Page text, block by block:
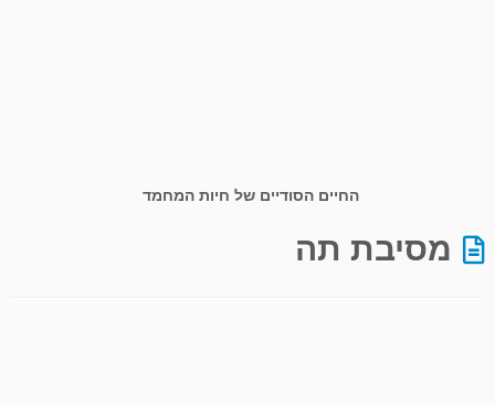
החיים הסודיים של חיות המחמד
מסיבת תה